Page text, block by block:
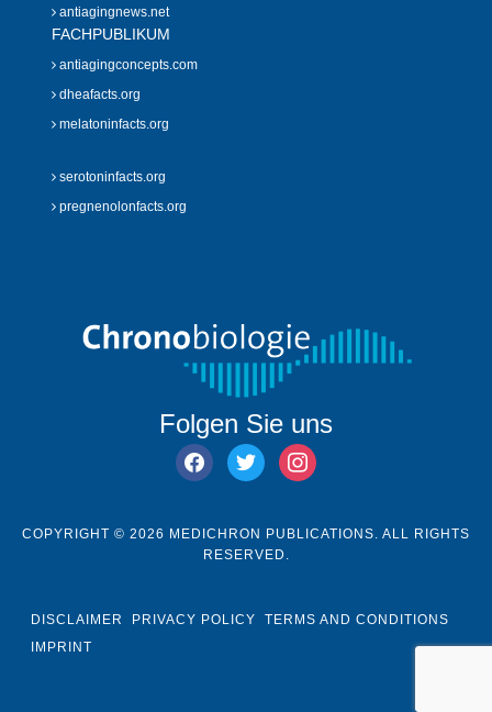
antiagingnews.net
FACHPUBLIKUM
antiagingconcepts.com
dheafacts.org
melatoninfacts.org
serotoninfacts.org
pregnenolonfacts.org
Folgen Sie uns
facebook
twitter instagram
COPYRIGHT © 2026 MEDICHRON PUBLICATIONS. ALL RIGHTS
RESERVED.
DISCLAIMER PRIVACY POLICY
TERMS AND CONDITIONS
IMPRINT